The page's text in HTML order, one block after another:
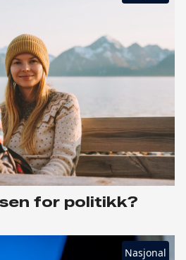
for politikk?
Nasjonal